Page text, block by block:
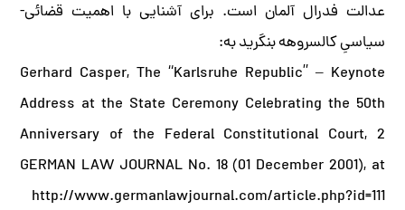
عدالت فدرال آلمان است. برای آشنایی با اهمیت قضائی‌-
سیاسیِ کالسروهه بنگرید به:
Gerhard Casper, The “Karlsruhe Republic” – Keynote
Address at the State Ceremony Celebrating the 50th
Anniversary of the Federal Constitutional Court, 2
GERMAN LAW JOURNAL No. 18 (01 December 2001), at
http://www.germanlawjournal.com/article.php?id=111